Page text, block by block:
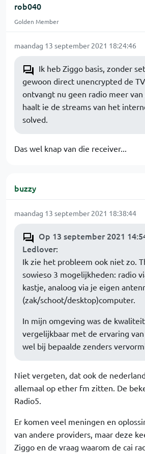
rob040
Golden Member
maandag 13 september 2021 18:24:46
Ik heb Ziggo basis, zonder
gewoon direct unencrypted de
ontvangt nu geen radio meer van
haalt ie de streams van het
solved.
Das wel knap van die receiver...
buzzy
maandag 13 september 2021 18:38:44
Op 13 september 2021
Ledlover:
Ik zie het probleem ook niet zo.
sowieso 3 mogelijkheden: radio
kastje, analoog via je eigen
(zak/schoot/desktop)computer.
In mijn omgeving was de
vergelijkbaar met de ervaring van
wel bij bepaalde zenders
Niet vergeten, dat ook de
allemaal op ether fm zitten. De
Radio5.
Er komen veel meningen en
van andere providers, maar deze
Ziggo en de vraag waarom de cai